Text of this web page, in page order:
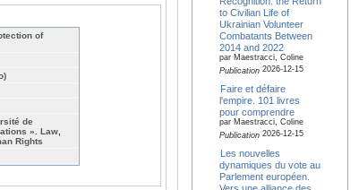
of
de
». Law,
Rights
to Civilian Life of
Ukrainian Volunteer
Combatants Between
2014 and 2022
par Maestracci, Coline
Publication2026-12-15
Faire et défaire
l'empire. 101 livres
pour comprendre
par Maestracci, Coline
Publication2026-12-15
Les nouvelles
dynamiques du vote au
Parlement européen.
Vers une alliance des